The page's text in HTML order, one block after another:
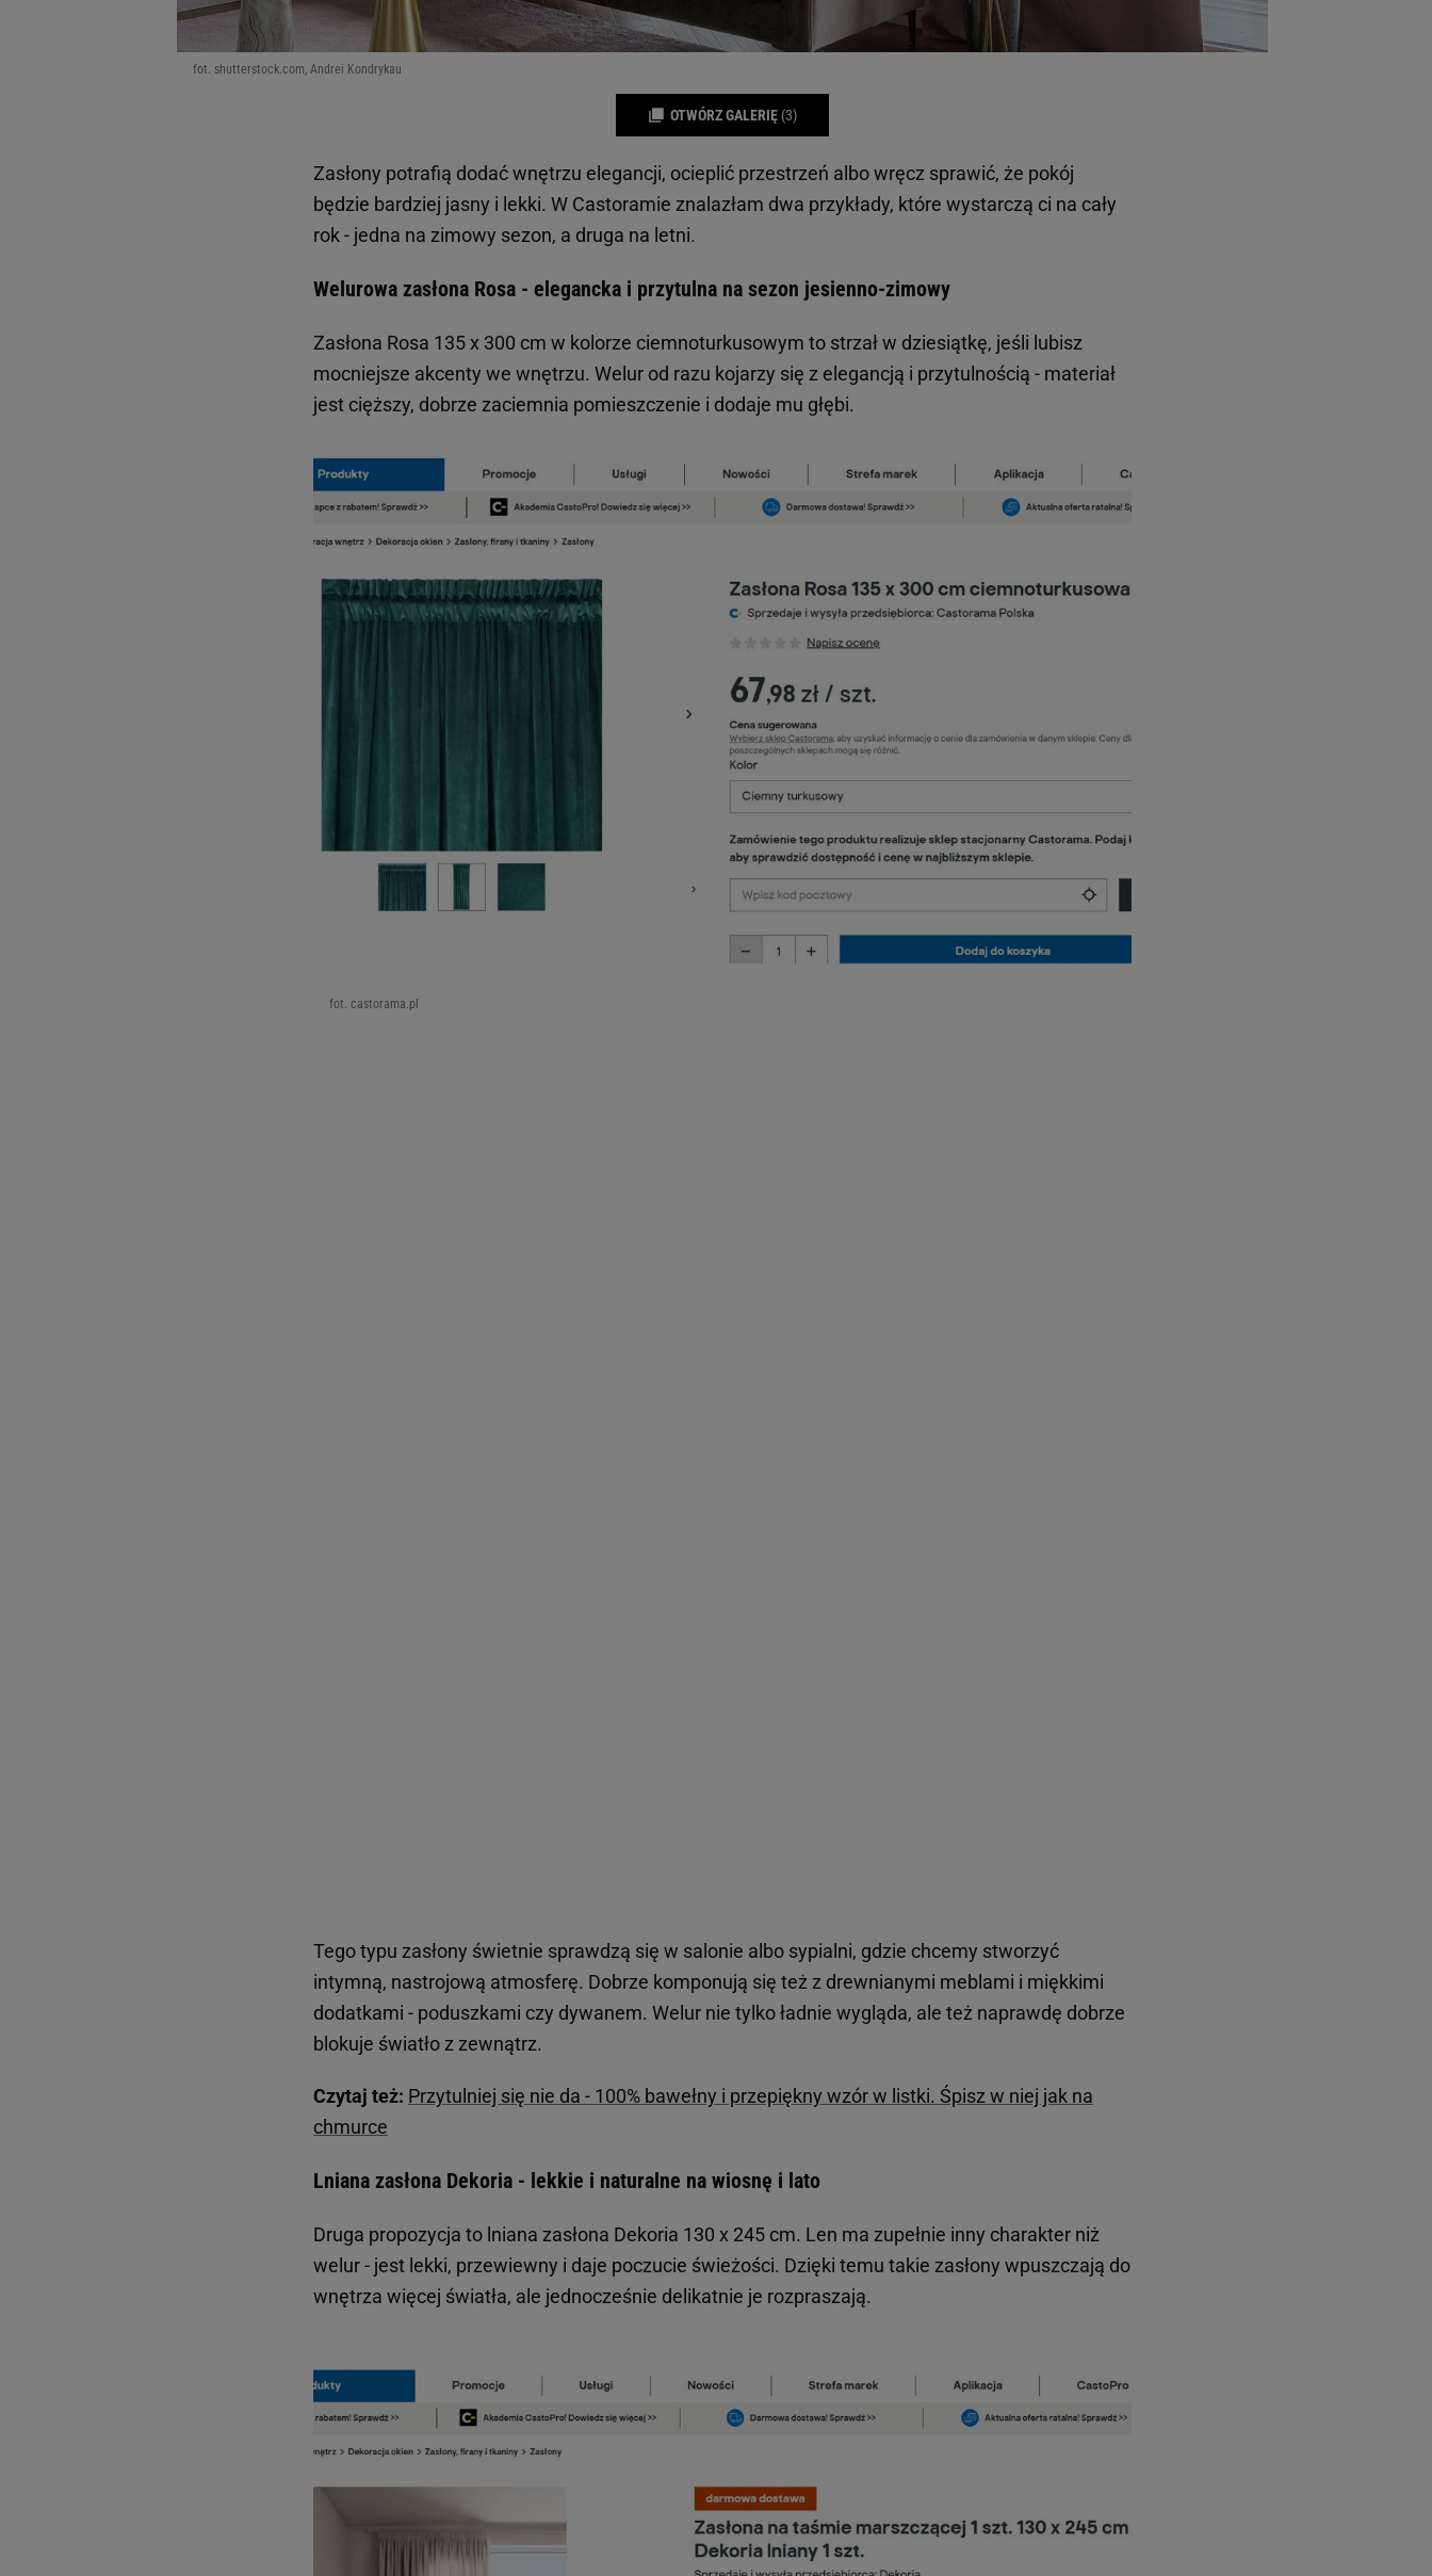
fot. shutterstock.com, Andrei Kondrykau
OTWÓRZ GALERIĘ (3)
Zasłony potrafią dodać wnętrzu elegancji, ocieplić przestrzeń albo wręcz sprawić, że pokój
będzie bardziej jasny i lekki. W Castoramie znalazłam dwa przykłady, które wystarczą ci na cały
rok - jedna na zimowy sezon, a druga na letni.
Welurowa zasłona Rosa - elegancka i przytulna na sezon jesienno-zimowy
Zasłona Rosa 135 x 300 cm w kolorze ciemnoturkusowym to strzał w dziesiątkę, jeśli lubisz
mocniejsze akcenty we wnętrzu. Welur od razu kojarzy się z elegancją i przytulnością - materiał
jest cięższy, dobrze zaciemnia pomieszczenie i dodaje mu głębi.
fot. castorama.pl
Tego typu zasłony świetnie sprawdzą się w salonie albo sypialni, gdzie chcemy stworzyć
intymną, nastrojową atmosferę. Dobrze komponują się też z drewnianymi meblami i miękkimi
dodatkami - poduszkami czy dywanem. Welur nie tylko ładnie wygląda, ale też naprawdę dobrze
blokuje światło z zewnątrz.
Czytaj też: Przytulniej się nie da - 100% bawełny i przepiękny wzór w listki. Śpisz w niej jak na
chmurce
Lniana zasłona Dekoria - lekkie i naturalne na wiosnę i lato
Druga propozycja to lniana zasłona Dekoria 130 x 245 cm. Len ma zupełnie inny charakter niż
welur - jest lekki, przewiewny i daje poczucie świeżości. Dzięki temu takie zasłony wpuszczają do
wnętrza więcej światła, ale jednocześnie delikatnie je rozpraszają.